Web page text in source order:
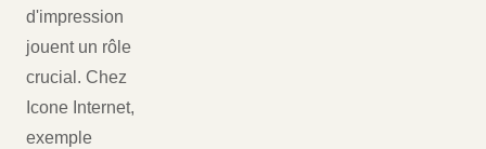
d'impression
jouent un rôle
crucial. Chez
Icone Internet,
exemple